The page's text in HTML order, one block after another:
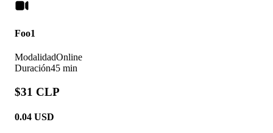
Foo1
ModalidadOnline
Duración45 min
$31 CLP
0.04 USD